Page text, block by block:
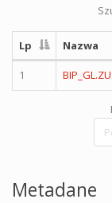
Lp Nazwa
1
Metadane